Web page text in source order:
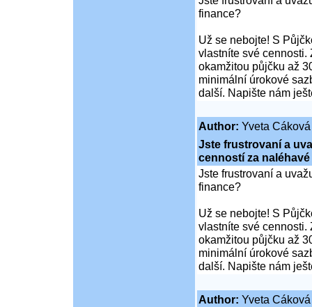
finance?
Už se nebojte! S
vlastníte své cennosti.
okamžitou půjčku až
minimální úrokové
další. Napište nám
Author: Yveta Cáková
Jste frustrovaní a
cenností za
Jste frustrovaní a
finance?
Už se nebojte! S
vlastníte své cennosti.
okamžitou půjčku až
minimální úrokové
další. Napište nám
Author: Yveta Cáková